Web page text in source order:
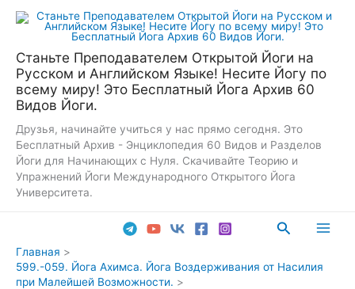
Перейти
Станьте Преподавателем Открытой Йоги на
Русском и Английском Языке! Несите Йогу по
всему миру! Это Бесплатный Йога Архив 60
Видов Йоги.
Друзья, начинайте учиться у нас прямо сегодня. Это
Бесплатный Архив - Энциклопедия 60 Видов и Разделов
Йоги для Начинающих с Нуля. Скачивайте Теорию и
Упражнений Йоги Международного Открытого Йога
Университета.
Поиск
Главная
599.-059. Йога Ахимса. Йога Воздерживания от Насилия
при Малейшей Возможности.